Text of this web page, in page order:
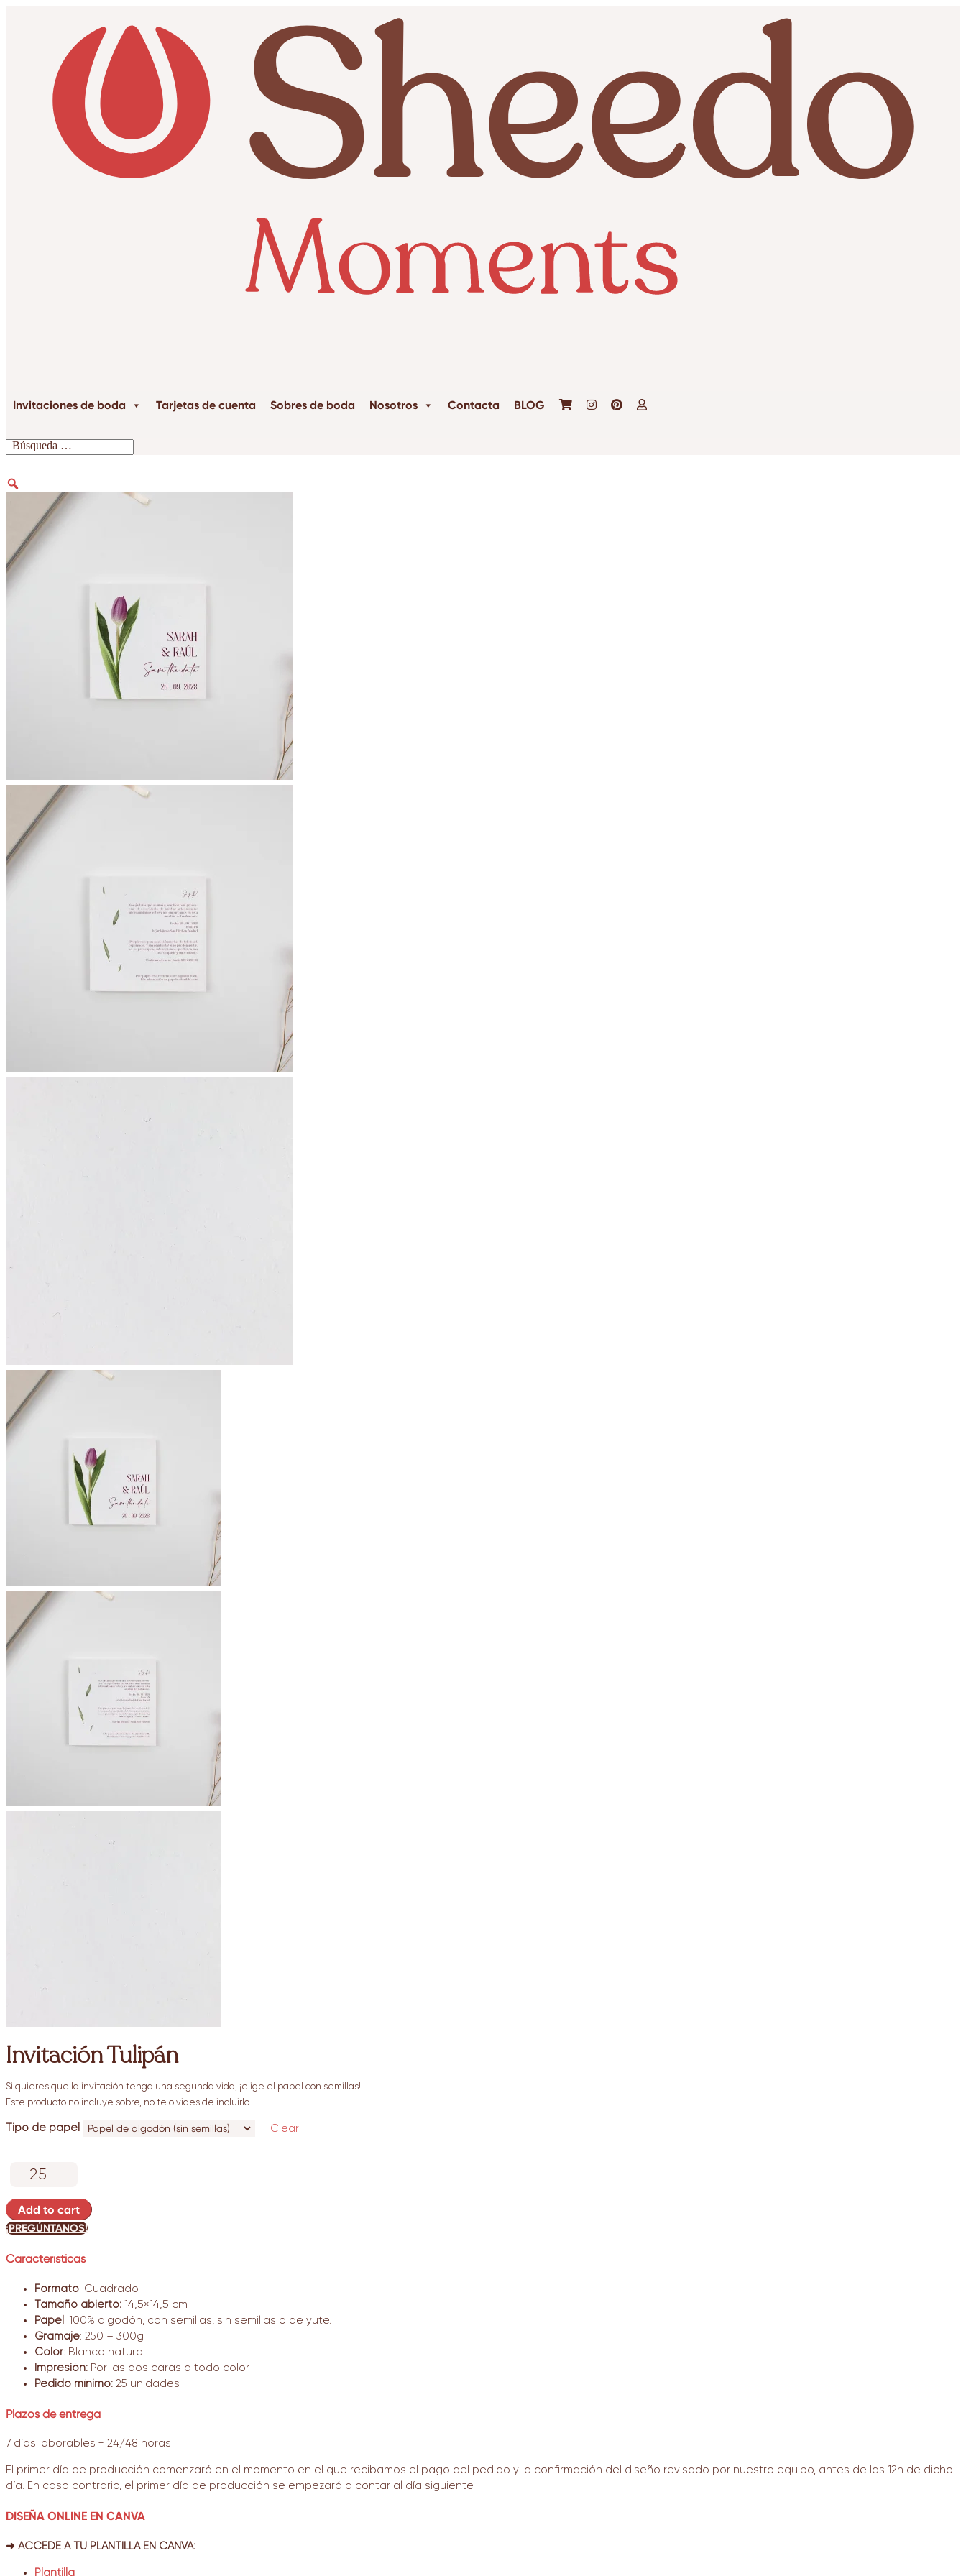
Invitaciones de boda Tarjetas de cuenta Sobres de boda Nosotros Contacta BLOG
Invitación Tulipán
Si quieres que la invitación tenga una segunda vida, ¡elige el papel con semillas!
Este producto no incluye sobre, no te olvides de incluirlo.
Tipo de papel Clear
Tulipán
Add to cart
¡PREGÚNTANOS!
Características
Formato: Cuadrado
Tamaño abierto: 14,5×14,5 cm
Papel : 100% algodón, con semillas, sin semillas o de yute.
Gramaje: 250 – 300g
Color: Blanco natural
Impresión: Por las dos caras a todo color
Pedido mínimo: 25 unidades
Plazos de entrega
7 días laborables + 24/48 horas
El primer día de producción comenzará en el momento en el que recibamos el pago del pedido y la confirmación del diseño revisado por nuestro equipo, antes de las 12h de dicho
día. En caso contrario, el primer día de producción se empezará a contar al día siguiente.
DISEÑA ONLINE EN CANVA
➜ ACCEDE A TU PLANTILLA EN CANVA:
Plantilla